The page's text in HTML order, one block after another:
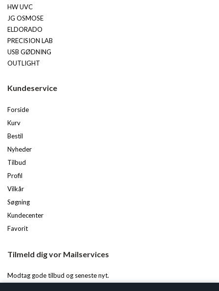
HW UVC
JG OSMOSE
ELDORADO
PRECISION LAB
USB GØDNING
OUTLIGHT
Kundeservice
Forside
Kurv
Bestil
Nyheder
Tilbud
Profil
Vilkår
Søgning
Kundecenter
Favorit
Tilmeld dig vor Mailservices
Modtag gode tilbud og seneste nyt.